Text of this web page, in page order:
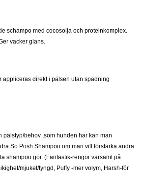
schampo med cocosolja och proteinkomplex.
vacker glans.
appliceras direkt i pälsen utan spädning
pälstyp/behov ,som hunden har kan man
So Posh Shampoo om man vill förstärka andra
shampoo gör. (Fantastik-rengör varsamt på
mjuket/tyngd, Puffy -mer volym, Harsh-för